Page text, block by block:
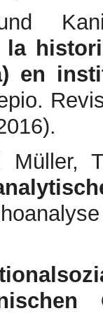
la
en
Müller,